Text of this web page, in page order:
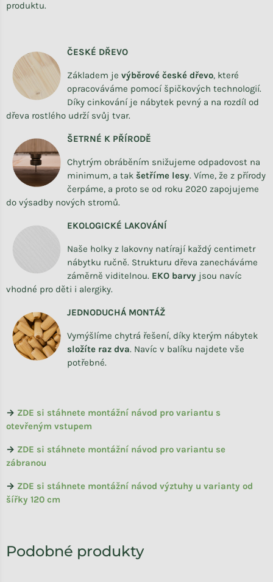
produktu.
ČESKÉ DŘEVO
Základem je výběrové české dřevo, které
opracováváme pomocí špičkových technologií.
Díky cinkování je nábytek pevný a na rozdíl od
dřeva rostlého udrží svůj tvar.
ŠETRNÉ K PŘÍRODĚ
Chytrým obráběním snižujeme odpadovost na
minimum, a tak šetříme lesy. Víme, že z přírody
čerpáme, a proto se od roku 2020 zapojujeme
do výsadby nových stromů.
EKOLOGICKÉ LAKOVÁNÍ
Naše holky z lakovny natírají každý centimetr
nábytku ručně. Strukturu dřeva zanecháváme
záměrně viditelnou. EKO barvy jsou navíc
vhodné pro děti i alergiky.
JEDNODUCHÁ MONTÁŽ
Vymýšlíme chytrá řešení, díky kterým nábytek
složíte raz dva. Navíc v balíku najdete vše
potřebné.
→ ZDE si stáhnete montážní návod pro variantu s
otevřeným vstupem
→ ZDE si stáhnete montážní návod pro variantu se
zábranou
→ ZDE si stáhnete montážní návod výztuhy u varianty od
šířky 120 cm